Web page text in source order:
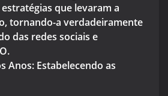
que levaram a
tornando-a verdadeiramente
das redes sociais e
Anos: Estabelecendo as